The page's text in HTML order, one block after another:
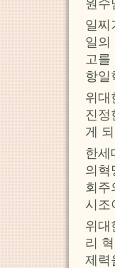
원수
일찌
일의
고
항일
위대
진정
게
한세
의혁
회주
시조
위대
리
제력